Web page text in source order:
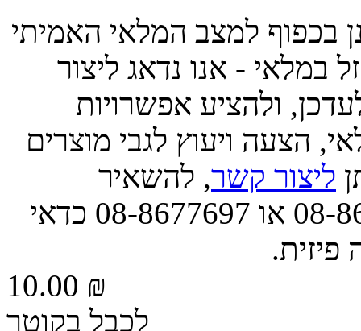
בכפוף למצב המלאי האמיתי
במלאי - אנו נדאג ליצור
ולהציע אפשרויות
הצעה ויעוץ לגבי מוצרים
ליצור קשר, להשאיר
הודעה, או לפנות אלינו בטל' 08-8677663 או 08-8677697 כדאי
פיזית.
10.00 ₪
לכבל בקוטר